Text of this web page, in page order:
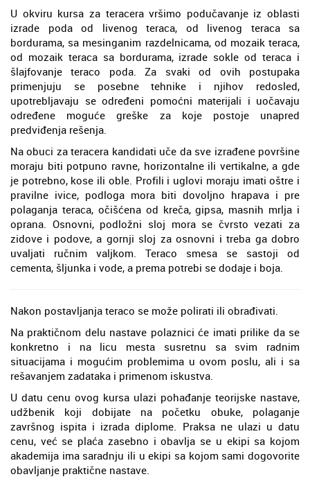
U okviru kursa za teracera vršimo podučavanje iz oblasti
izrade poda od livenog teraca, od livenog teraca sa
bordurama, sa mesinganim razdelnicama, od mozaik teraca,
od mozaik teraca sa bordurama, izrade sokle od teraca i
šlajfovanje teraco poda. Za svaki od ovih postupaka
primenjuju se posebne tehnike i njihov redosled,
upotrebljavaju se određeni pomoćni materijali i uočavaju
određene moguće greške za koje postoje unapred
predviđenja rešenja.
Na obuci za teracera kandidati uče da sve izrađene površine
moraju biti potpuno ravne, horizontalne ili vertikalne, a gde
je potrebno, kose ili oble. Profili i uglovi moraju imati oštre i
pravilne ivice, podloga mora biti dovoljno hrapava i pre
polaganja teraca, očišćena od kreča, gipsa, masnih mrlja i
oprana. Osnovni, podložni sloj mora se čvrsto vezati za
zidove i podove, a gornji sloj za osnovni i treba ga dobro
uvaljati ručnim valjkom. Teraco smesa se sastoji od
cementa, šljunka i vode, a prema potrebi se dodaje i boja.
Nakon postavljanja teraco se može polirati ili obrađivati.
Na praktičnom delu nastave polaznici će imati prilike da se
konkretno i na licu mesta susretnu sa svim radnim
situacijama i mogućim problemima u ovom poslu, ali i sa
rešavanjem zadataka i primenom iskustva.
U datu cenu ovog kursa ulazi pohađanje teorijske nastave,
udžbenik koji dobijate na početku obuke, polaganje
završnog ispita i izrada diplome. Praksa ne ulazi u datu
cenu, već se plaća zasebno i obavlja se u ekipi sa kojom
akademija ima saradnju ili u ekipi sa kojom sami dogovorite
obavljanje praktične nastave.